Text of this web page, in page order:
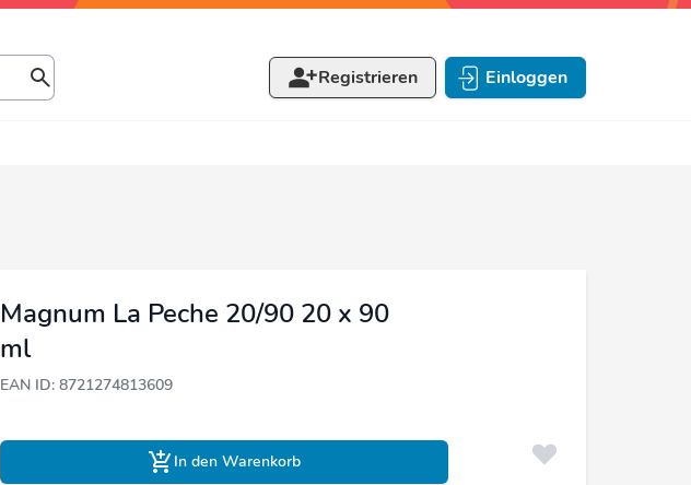
Registrieren Einloggen
Magnum La Peche 20/90 20 x 90
ml
EAN ID: 8721274813609
In den Warenkorb